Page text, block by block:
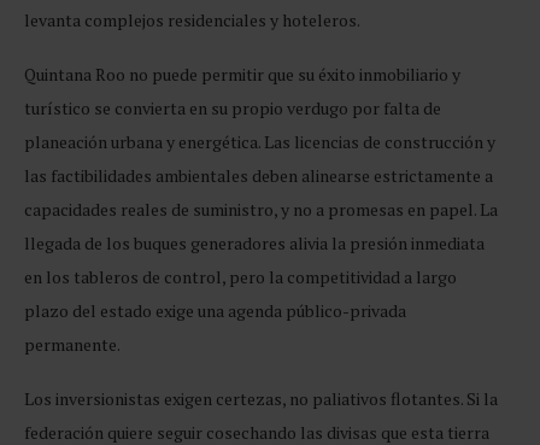
levanta complejos residenciales y hoteleros.
Quintana Roo no puede permitir que su éxito inmobiliario y
turístico se convierta en su propio verdugo por falta de
planeación urbana y energética. Las licencias de construcción y
las factibilidades ambientales deben alinearse estrictamente a
capacidades reales de suministro, y no a promesas en papel. La
llegada de los buques generadores alivia la presión inmediata
en los tableros de control, pero la competitividad a largo
plazo del estado exige una agenda público-privada
permanente.
Los inversionistas exigen certezas, no paliativos flotantes. Si la
federación quiere seguir cosechando las divisas que esta tierra